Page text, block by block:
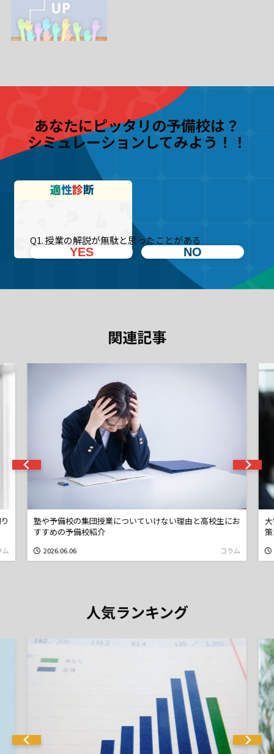
あなたにピッタリの予備校は？
シミュレーションしてみよう！！
Q1. 授業の解説が無駄と思ったことがある
YES NO
関連記事
い理由と高校生にお
コラム
大学入試で面接が義務化される？最新情報と
人気ランキング